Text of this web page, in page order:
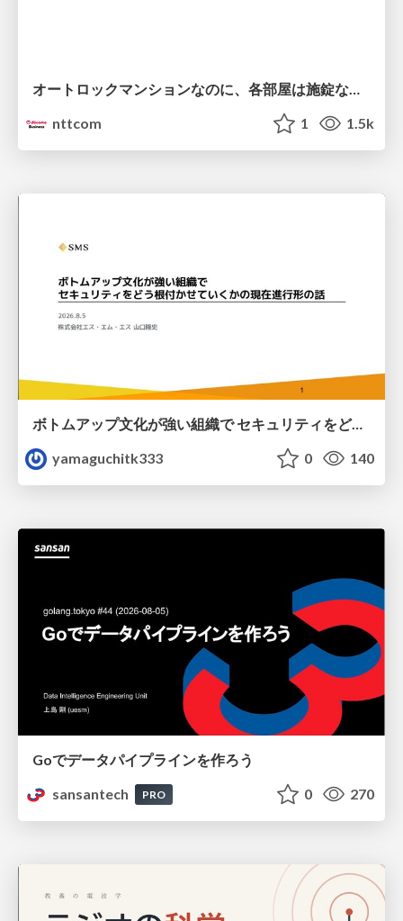
オートロックマンションなのに、各部屋は施錠なし！？ 攻撃者が組織内ネットワークで大暴れする理由 / The Front Door Is Locked, but the Rooms Are Wide Open: Why Attackers Move Freely Inside Enterprise Networks
nttcom
1 1.5k
ボトムアップ文化が強い組織で セキュリティをどう根付かせていくかの現在進行形の話 / Making Security Stick in a Bottom-Up Organization
yamaguchitk333
0 140
Goでデータパイプラインを作ろう
sansantech
PRO 0 270